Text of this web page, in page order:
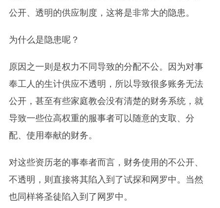
公开、透明的供应制度，这将是非常大的隐患。
为什么是隐患呢？
原因之一则是权力不同导致的分配不公。因为对事
奉工人的生计供应不透明，所以导致很多账务无法
公开，甚至有些家庭教会没有清楚的财务系统，就
导致一些位高权重的服事者可以随意的支取、分
配、使用奉献的财务。
对这些资历老的事奉者而言，财务使用的不公开、
不透明，则直接将其陷入到了试探和网罗中。当然
也同样将圣徒陷入到了网罗中。